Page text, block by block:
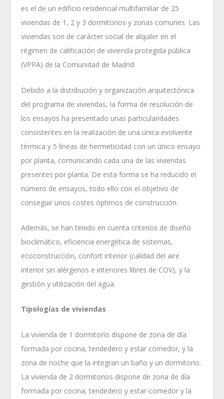
es el de un edificio residencial multifamiliar de 25
viviendas de 1, 2 y 3 dormitorios y zonas comunes. Las
viviendas son de carácter social de alquiler en el
régimen de calificación de vivienda protegida pública
(VPPA) de la Comunidad de Madrid.
Debido a la distribución y organización arquitectónica
del programa de viviendas, la forma de resolución de
los ensayos ha presentado unas particularidades
consistentes en la realización de una única evolvente
térmica y 5 líneas de hermeticidad con un único ensayo
por planta, comunicando cada una de las viviendas
presentes por planta. De esta forma se ha reducido el
número de ensayos, todo ello con el objetivo de
conseguir unos costes óptimos de construcción.
Además, se han tenido en cuenta criterios de diseño
bioclimático, eficiencia energética de sistemas,
ecoconstrucción, confort interior (calidad del aire
interior sin alérgenos e interiores libres de COV), y la
gestión y utilización del agua.
Tipologías de viviendas
La vivienda de 1 dormitorio dispone de zona de día
formada por cocina, tendedero y estar comedor, y la
zona de noche que la integran un baño y un dormitorio.
La vivienda de 2 dormitorios dispone de zona de día
formada por cocina, tendedero y estar-comedor y la